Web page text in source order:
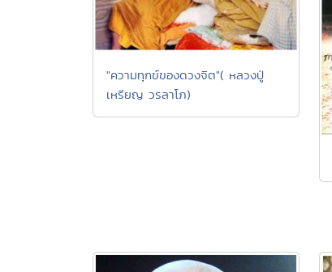
"ความทุกข์ของดวงจิต"( หลวงปู่
เหรียญ วรลาโภ)